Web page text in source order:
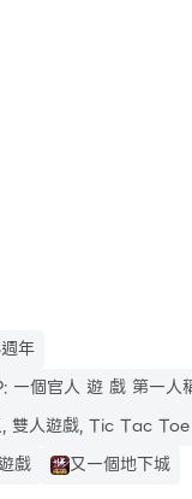
恐怖分子阿森納
罷工和黑色行動
支聲音和激動人心的
驗
射擊遊戲的戰術突擊
年
個官人 遊 戲 第一人
雙人遊戲, Tic Tac Toe
戲 又一個地下城